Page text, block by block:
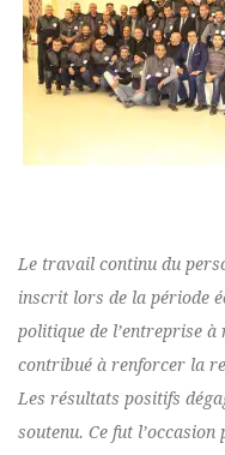
Le travail continu du
inscrit lors de la période
politique de l’entreprise à
contribué à renforcer la
Les résultats positifs
soutenu. Ce fut